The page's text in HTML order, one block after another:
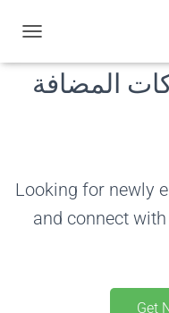
المضافة
Looking for newly
and connect
Get